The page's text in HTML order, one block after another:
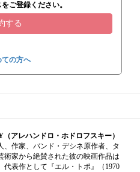
ご登録ください。
する
ての方へ
アレハンドロ・ホドロフスキー）
、作家、バンド・デシネ原作者、タ
術家から絶賛された彼の映画作品は
表作として『エル・トポ』（1970